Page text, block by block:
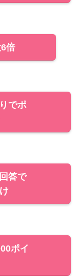
倍
でポ
答で
ポイ